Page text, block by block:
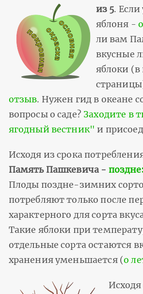
из 5. Если
яблоня -
ли вам
вкусные
яблоки (в
отзыв. Нужен гид в океане
вопросы о саде? Заходите в
ягодный вестник" и
Исходя из срока
Память Пашкевича -
Плоды поздне-зимних
потребляют только после
характерного для сорта
Такие яблоки при
отдельные сорта остаются
хранения уменьшается (о